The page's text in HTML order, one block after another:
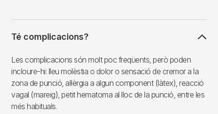
Té complicacions?
Les complicacions són molt poc freqüents, però poden
incloure-hi: lleu molèstia o dolor o sensació de cremor a la
zona de punció, al·lèrgia a algun component (làtex), reacció
vagal (mareig), petit hematoma al lloc de la punció, entre les
més habituals.